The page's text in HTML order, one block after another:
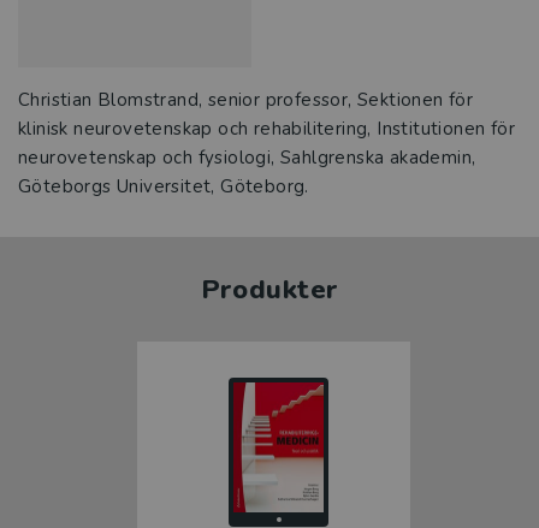
Christian Blomstrand, senior professor, Sektionen för
klinisk neurovetenskap och rehabilitering, Institutionen för
neurovetenskap och fysiologi, Sahlgrenska akademin,
Göteborgs Universitet, Göteborg.
Produkter